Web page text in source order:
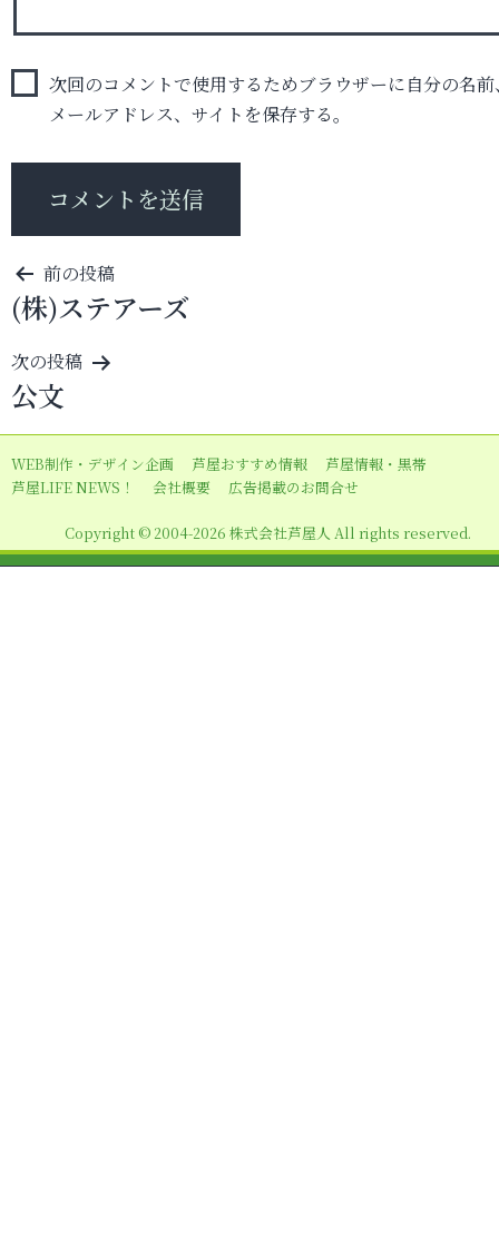
次回のコメントで使用するためブラウザーに自分の名前
メールアドレス、サイトを保存する。
投
稿
ナ
ビ
ゲ
ー
シ
ン
前の投稿
(株)ステアーズ
次の投稿
公文
WEB制作・デザイン企画 芦屋おすすめ情報
芦屋情報・黒帯
芦屋LIFE NEWS！
会社概要 広告掲載のお問合せ
Copyright © 2004-2026 株式会社芦屋人 All rights reserved.